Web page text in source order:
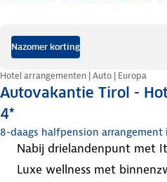
Nazomer korting
Autovakantie Tirol -
4*
Hotel arrangementen | Auto | Europa
8-daags halfpension
nabij drielandenpunt met
luxe wellness met